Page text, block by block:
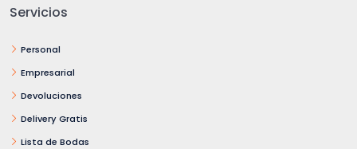
Servicios
Personal
Empresarial
Devoluciones
Delivery Gratis
Lista de Bodas